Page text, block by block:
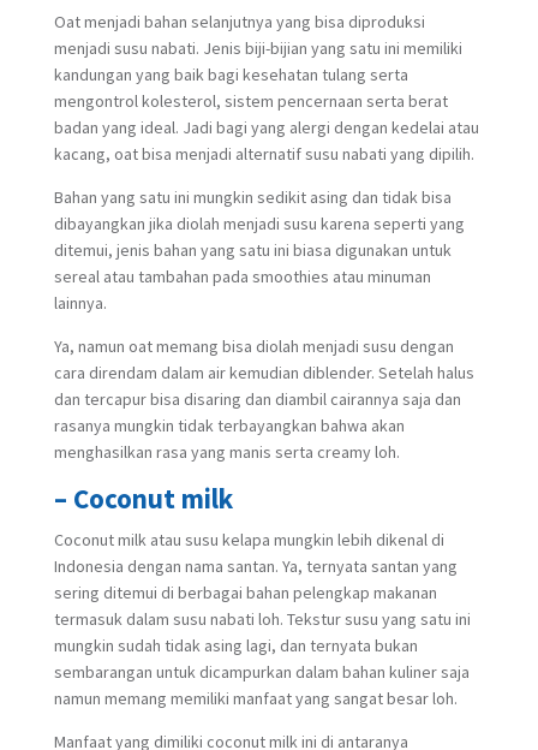
Oat menjadi bahan selanjutnya yang bisa diproduksi
menjadi susu nabati. Jenis biji-bijian yang satu ini memiliki
kandungan yang baik bagi kesehatan tulang serta
mengontrol kolesterol, sistem pencernaan serta berat
badan yang ideal. Jadi bagi yang alergi dengan kedelai atau
kacang, oat bisa menjadi alternatif susu nabati yang dipilih.
Bahan yang satu ini mungkin sedikit asing dan tidak bisa
dibayangkan jika diolah menjadi susu karena seperti yang
ditemui, jenis bahan yang satu ini biasa digunakan untuk
sereal atau tambahan pada smoothies atau minuman
lainnya.
Ya, namun oat memang bisa diolah menjadi susu dengan
cara direndam dalam air kemudian diblender. Setelah halus
dan tercapur bisa disaring dan diambil cairannya saja dan
rasanya mungkin tidak terbayangkan bahwa akan
menghasilkan rasa yang manis serta creamy loh.
– Coconut milk
Coconut milk atau susu kelapa mungkin lebih dikenal di
Indonesia dengan nama santan. Ya, ternyata santan yang
sering ditemui di berbagai bahan pelengkap makanan
termasuk dalam susu nabati loh. Tekstur susu yang satu ini
mungkin sudah tidak asing lagi, dan ternyata bukan
sembarangan untuk dicampurkan dalam bahan kuliner saja
namun memang memiliki manfaat yang sangat besar loh.
Manfaat yang dimiliki coconut milk ini di antaranya